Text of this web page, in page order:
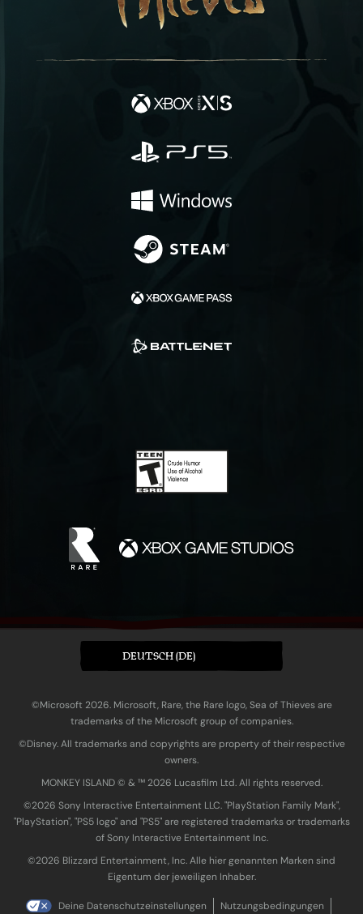
DEUTSCH (DE)
©Microsoft 2026. Microsoft, Rare, the Rare logo, Sea of Thieves are
trademarks of the Microsoft group of companies.
©Disney. All trademarks and copyrights are property of their respective
owners.
MONKEY ISLAND © & ™ 20‍26 Lucasfilm Ltd. All rights reserved.
©2026 Sony Interactive Entertainment LLC. "PlayStation Family Mark",
"PlayStation", "PS5 logo" and "PS5" are registered trademarks or trademarks
of Sony Interactive Entertainment Inc.
©2026 Blizzard Entertainment, Inc. Alle hier genannten Marken sind
Eigentum der jeweiligen Inhaber.
Deine Datenschutzeinstellungen Nutzungsbedingungen